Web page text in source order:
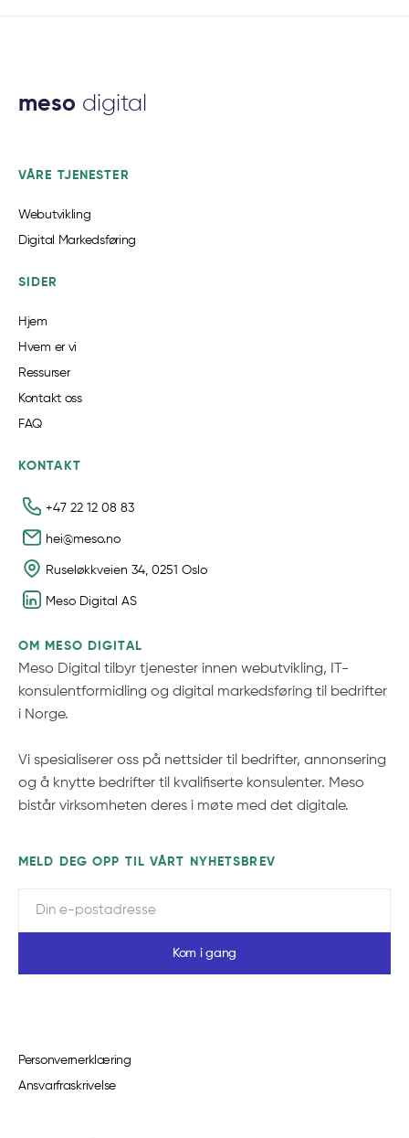
meso digital
VÅRE TJENESTER
Webutvikling
Digital Markedsføring
SIDER
Hjem
Hvem er vi
Ressurser
Kontakt oss
FAQ
KONTAKT
+47 22 12 08 83
hei@meso.no
Ruseløkkveien 34, 0251 Oslo
Meso Digital AS
OM MESO DIGITAL
Meso Digital tilbyr tjenester innen webutvikling, IT-
konsulentformidling og digital markedsføring til bedrifter
i Norge.
Vi spesialiserer oss på nettsider til bedrifter, annonsering
og å knytte bedrifter til kvalifiserte konsulenter. Meso
bistår virksomheten deres i møte med det digitale.
MELD DEG OPP TIL VÅRT NYHETSBREV
Personvernerklæring
Ansvarfraskrivelse